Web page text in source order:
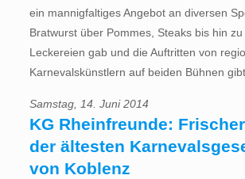
ein mannigfaltiges Angebot an diversen
Bratwurst über Pommes, Steaks bis hin
Leckereien gab und die Auftritten von
Karnevalskünstlern auf beiden Bühnen
Samstag, 14. Juni 2014
KG Rheinfreunde:
der ältesten
von Koblenz